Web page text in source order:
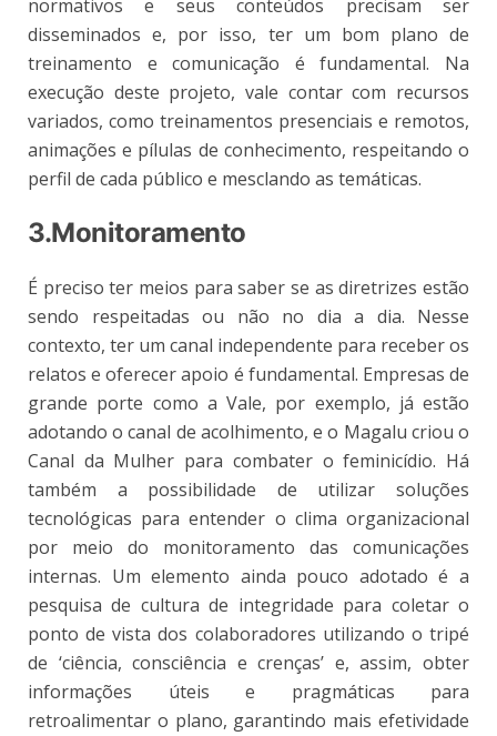
normativos e seus conteúdos precisam ser
disseminados e, por isso, ter um bom plano de
treinamento e comunicação é fundamental. Na
execução deste projeto, vale contar com recursos
variados, como treinamentos presenciais e remotos,
animações e pílulas de conhecimento, respeitando o
perfil de cada público e mesclando as temáticas.
3.Monitoramento
É preciso ter meios para saber se as diretrizes estão
sendo respeitadas ou não no dia a dia. Nesse
contexto, ter um canal independente para receber os
relatos e oferecer apoio é fundamental. Empresas de
grande porte como a Vale, por exemplo, já estão
adotando o canal de acolhimento, e o Magalu criou o
Canal da Mulher para combater o feminicídio. Há
também a possibilidade de utilizar soluções
tecnológicas para entender o clima organizacional
por meio do monitoramento das comunicações
internas. Um elemento ainda pouco adotado é a
pesquisa de cultura de integridade para coletar o
ponto de vista dos colaboradores utilizando o tripé
de ‘ciência, consciência e crenças’ e, assim, obter
informações úteis e pragmáticas para
retroalimentar o plano, garantindo mais efetividade